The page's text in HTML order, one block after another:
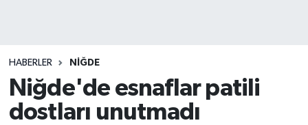
HABERLER NIĞDE
Niğde'de esnaflar patili
dostları unutmadı
Spor
Haber Arşivi